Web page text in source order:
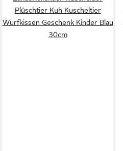
Plüschtier Kuh Kuscheltier
Wurfkissen Geschenk Kinder Blau
30cm